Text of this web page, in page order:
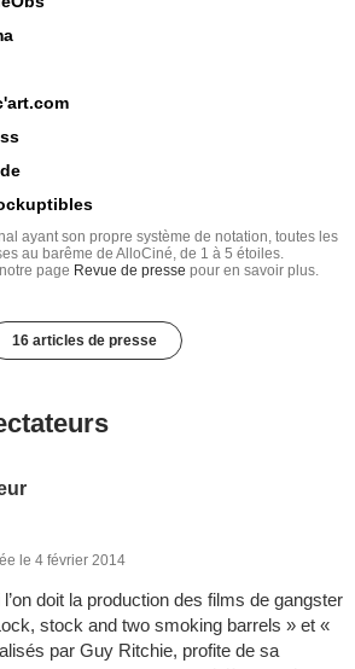
ayant son propre système de notation, toutes les
au barême de AlloCiné, de 1 à 5 étoiles.
page Revue de presse pour en savoir plus.
16 articles de presse
le 4 février 2014
doit la production des films de gangster
Lock, stock and two smoking barrels » et «
par Guy Ritchie, profite de sa